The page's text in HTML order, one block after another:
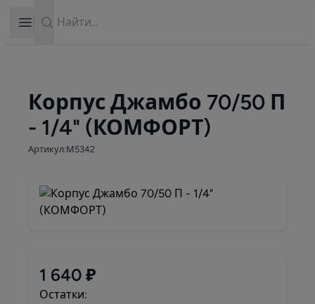
Open sidebar
Корпус Джамбо 70/50 П
- 1/4" (КОМФОРТ)
Артикул:М5342
1 640 ₽
Остатки: